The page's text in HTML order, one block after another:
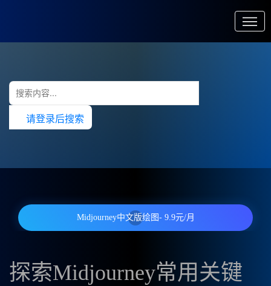
请登录后搜索
Midjourney中文版绘图- 9.9元/月
探索Midjourney常用关键